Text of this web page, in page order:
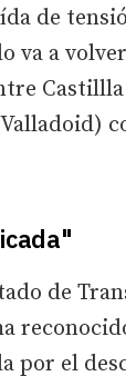
de
va a
de
por el